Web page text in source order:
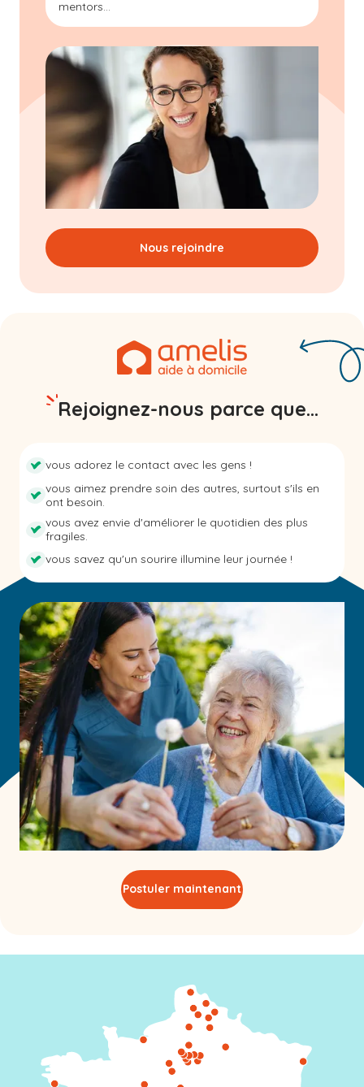
mentors...
Nous rejoindre
Rejoignez-nous parce que...
vous adorez le contact avec les gens !
vous aimez prendre soin des autres, surtout s'ils en
ont besoin.
vous avez envie d'améliorer le quotidien des plus
fragiles.
vous savez qu'un sourire illumine leur journée !
Postuler maintenant